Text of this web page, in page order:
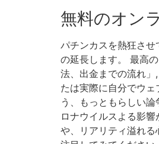
無料のオン
パチンカスを熱狂さ
の延長します。 最高
法、出金までの流れ
たは実際に自分でウ
う、もっともらしい
ロナウイルスよる影
や、リアリティ溢れ